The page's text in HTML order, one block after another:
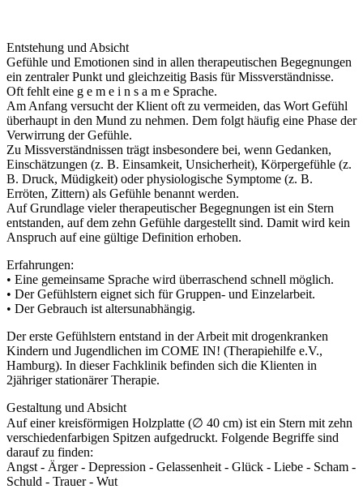
Entstehung und Absicht
Gefühle und Emotionen sind in allen therapeutischen Begegnungen
ein zentraler Punkt und gleichzeitig Basis für Missverständnisse.
Oft fehlt eine g e m e i n s a m e Sprache.
Am Anfang versucht der Klient oft zu vermeiden, das Wort Gefühl
überhaupt in den Mund zu nehmen. Dem folgt häufig eine Phase der
Verwirrung der Gefühle.
Zu Missverständnissen trägt insbesondere bei, wenn Gedanken,
Einschätzungen (z. B. Einsamkeit, Unsicherheit), Körpergefühle (z.
B. Druck, Müdigkeit) oder physiologische Symptome (z. B.
Erröten, Zittern) als Gefühle benannt werden.
Auf Grundlage vieler therapeutischer Begegnungen ist ein Stern
entstanden, auf dem zehn Gefühle dargestellt sind. Damit wird kein
Anspruch auf eine gültige Definition erhoben.
Erfahrungen:
• Eine gemeinsame Sprache wird überraschend schnell möglich.
• Der Gefühlstern eignet sich für Gruppen- und Einzelarbeit.
• Der Gebrauch ist altersunabhängig.
Der erste Gefühlstern entstand in der Arbeit mit drogenkranken
Kindern und Jugendlichen im COME IN! (Therapiehilfe e.V.,
Hamburg). In dieser Fachklinik befinden sich die Klienten in
2jähriger stationärer Therapie.
Gestaltung und Absicht
Auf einer kreisförmigen Holzplatte (∅ 40 cm) ist ein Stern mit zehn
verschiedenfarbigen Spitzen aufgedruckt. Folgende Begriffe sind
darauf zu finden:
Angst - Ärger - Depression - Gelassenheit - Glück - Liebe - Scham -
Schuld - Trauer - Wut